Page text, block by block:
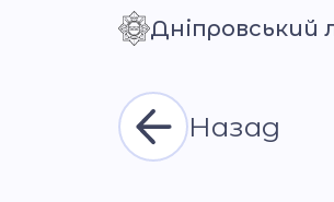
Контраст
Дніпровський
Назад